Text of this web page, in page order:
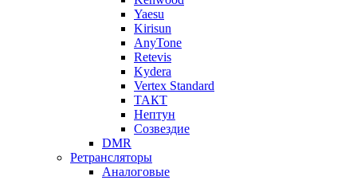
Yaesu
Kirisun
AnyTone
Retevis
Kydera
Vertex Standard
ТАКТ
Нептун
Созвездие
DMR
Ретрансляторы
Аналоговые